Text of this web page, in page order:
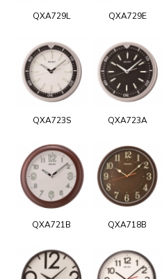
QXA729L QXA729E
QXA723S QXA723A
QXA721B QXA718B